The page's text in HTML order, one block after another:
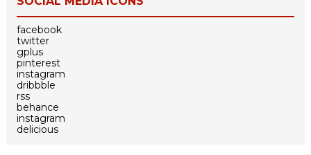
facebook
twitter
gplus
pinterest
instagram
dribbble
rss
behance
instagram
delicious